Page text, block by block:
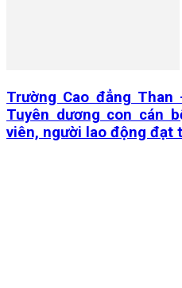
Trường Cao đẳng Than
Tuyên dương con cán
viên, người lao động đạt